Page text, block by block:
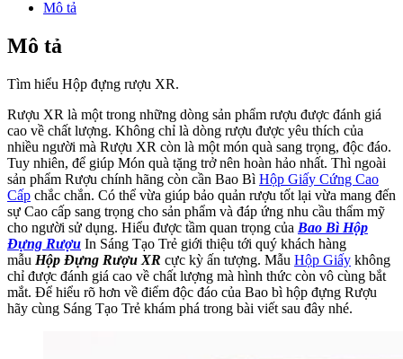
Mô tả
Mô tả
Tìm hiểu Hộp đựng rượu XR.
Rượu XR là một trong những dòng sản phẩm rượu được đánh giá
cao về chất lượng. Không chỉ là dòng rượu được yêu thích của
nhiều người mà Rượu XR còn là một món quà sang trọng, độc đáo.
Tuy nhiên, để giúp Món quà tặng trở nên hoàn hảo nhất. Thì ngoài
sản phẩm Rượu chính hãng còn cần Bao Bì Hộp Giấy Cứng Cao
Cấp chắc chắn. Có thể vừa giúp bảo quản rượu tốt lại vừa mang đến
sự Cao cấp sang trọng cho sản phẩm và đáp ứng nhu cầu thẩm mỹ
cho người sử dụng. Hiểu được tầm quan trọng của Bao Bì Hộp
Đựng Rượu In Sáng Tạo Trẻ giới thiệu tới quý khách hàng
mẫu Hộp Đựng Rượu XR cực kỳ ấn tượng. Mẫu Hộp Giấy không
chỉ được đánh giá cao về chất lượng mà hình thức còn vô cùng bắt
mắt. Để hiểu rõ hơn về điểm độc đáo của Bao bì hộp đựng Rượu
hãy cùng Sáng Tạo Trẻ khám phá trong bài viết sau đây nhé.